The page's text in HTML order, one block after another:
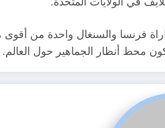
محط أنظار الجماهير حول العالم.